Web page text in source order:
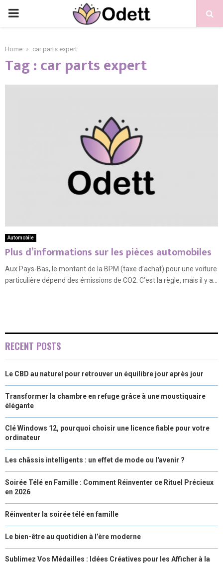
PRIMARY
Home car parts expert
Tag : car parts expert
Automobile
Plus d’informations sur les pièces automobiles
Aux Pays-Bas, le montant de la BPM (taxe d’achat) pour une voiture
particulière dépend des émissions de CO2. C’est la règle, mais il y a...
RECENT POSTS
Le CBD au naturel pour retrouver un équilibre jour après jour
Transformer la chambre en refuge grâce à une moustiquaire
élégante
Clé Windows 12, pourquoi choisir une licence fiable pour votre
ordinateur
Les châssis intelligents : un effet de mode ou l'avenir ?
Soirée Télé en Famille : Comment Réinventer ce Rituel Précieux
en 2026
Réinventer la soirée télé en famille
Le bien-être au quotidien à l’ère moderne
Sublimez Vos Médailles : Idées Créatives pour les Afficher à la